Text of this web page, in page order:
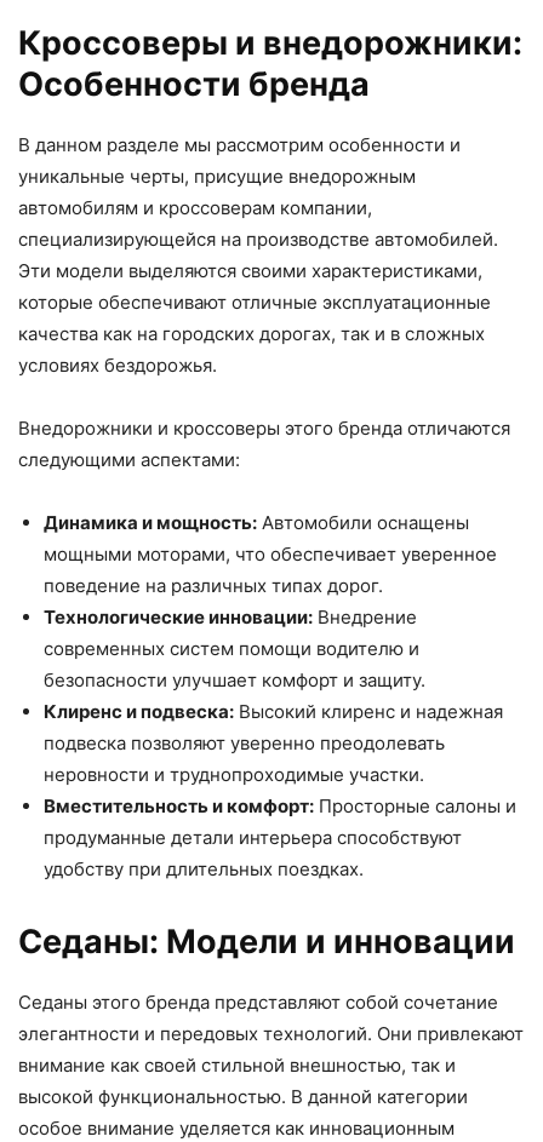
Кроссоверы и внедорожники:
Особенности бренда
В данном разделе мы рассмотрим особенности и
уникальные черты, присущие внедорожным
автомобилям и кроссоверам компании,
специализирующейся на производстве автомобилей.
Эти модели выделяются своими характеристиками,
которые обеспечивают отличные эксплуатационные
качества как на городских дорогах, так и в сложных
условиях бездорожья.
Внедорожники и кроссоверы этого бренда отличаются
следующими аспектами:
Динамика и мощность: Автомобили оснащены
мощными моторами, что обеспечивает уверенное
поведение на различных типах дорог.
Технологические инновации: Внедрение
современных систем помощи водителю и
безопасности улучшает комфорт и защиту.
Клиренс и подвеска: Высокий клиренс и надежная
подвеска позволяют уверенно преодолевать
неровности и труднопроходимые участки.
Вместительность и комфорт: Просторные салоны и
продуманные детали интерьера способствуют
удобству при длительных поездках.
Седаны: Модели и инновации
Седаны этого бренда представляют собой сочетание
элегантности и передовых технологий. Они привлекают
внимание как своей стильной внешностью, так и
высокой функциональностью. В данной категории
особое внимание уделяется как инновационным